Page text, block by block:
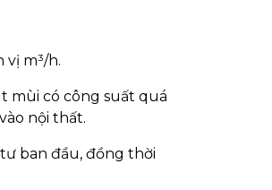
m³/h.
mùi có công suất quá
nội thất.
ban đầu, đồng thời